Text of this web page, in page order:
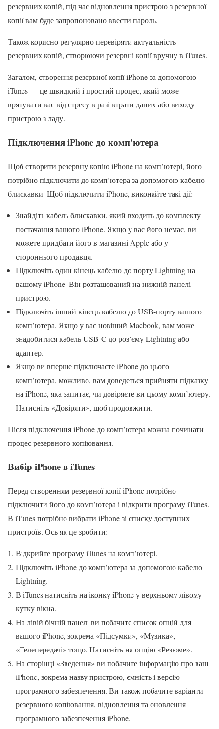
резервних копій, під час відновлення пристрою з резервної
копії вам буде запропоновано ввести пароль.
Також корисно регулярно перевіряти актуальність
резервних копій, створюючи резервні копії вручну в iTunes.
Загалом, створення резервної копії iPhone за допомогою
iTunes — це швидкий і простий процес, який може
врятувати вас від стресу в разі втрати даних або виходу
пристрою з ладу.
Підключення iPhone до комп’ютера
Щоб створити резервну копію iPhone на комп’ютері, його
потрібно підключити до комп’ютера за допомогою кабелю
блискавки. Щоб підключити iPhone, виконайте такі дії:
Знайдіть кабель блискавки, який входить до комплекту
постачання вашого iPhone. Якщо у вас його немає, ви
можете придбати його в магазині Apple або у
стороннього продавця.
Підключіть один кінець кабелю до порту Lightning на
вашому iPhone. Він розташований на нижній панелі
пристрою.
Підключіть інший кінець кабелю до USB-порту вашого
комп’ютера. Якщо у вас новіший Macbook, вам може
знадобитися кабель USB-C до роз’єму Lightning або
адаптер.
Якщо ви вперше підключаєте iPhone до цього
комп’ютера, можливо, вам доведеться прийняти підказку
на iPhone, яка запитає, чи довіряєте ви цьому комп’ютеру.
Натисніть «Довіряти», щоб продовжити.
Після підключення iPhone до комп’ютера можна починати
процес резервного копіювання.
Вибір iPhone в iTunes
Перед створенням резервної копії iPhone потрібно
підключити його до комп’ютера і відкрити програму iTunes.
В iTunes потрібно вибрати iPhone зі списку доступних
пристроїв. Ось як це зробити:
Відкрийте програму iTunes на комп’ютері.
Підключіть iPhone до комп’ютера за допомогою кабелю
Lightning.
В iTunes натисніть на іконку iPhone у верхньому лівому
кутку вікна.
На лівій бічній панелі ви побачите список опцій для
вашого iPhone, зокрема «Підсумки», «Музика»,
«Телепередачі» тощо. Натисніть на опцію «Резюме».
На сторінці «Зведення» ви побачите інформацію про ваш
iPhone, зокрема назву пристрою, ємність і версію
програмного забезпечення. Ви також побачите варіанти
резервного копіювання, відновлення та оновлення
програмного забезпечення iPhone.